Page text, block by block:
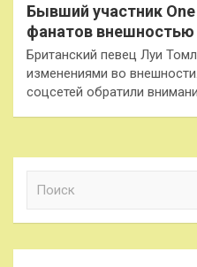
Бывший участник
фанатов внешностью
Британский певец Луи
изменениями во
соцсетей обратили
к